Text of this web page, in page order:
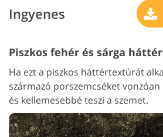
Ingyenes
Ha ezt a piszkos háttértextúrát
származó porszemcséket vonzóan
és kellemesebbé teszi a szemet.